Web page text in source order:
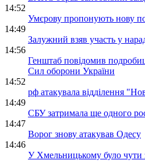
14:52
Умєрову пропонують нову
14:49
Залужний взяв участь у
14:56
Генштаб повідомив
Сил оборони України
14:52
рф атакувала відділення
14:49
СБУ затримала ще одного
14:47
Ворог знову атакував Одесу
14:46
У Хмельницькому було чути